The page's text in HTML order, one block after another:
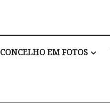
CONCELHO EM FOTOS